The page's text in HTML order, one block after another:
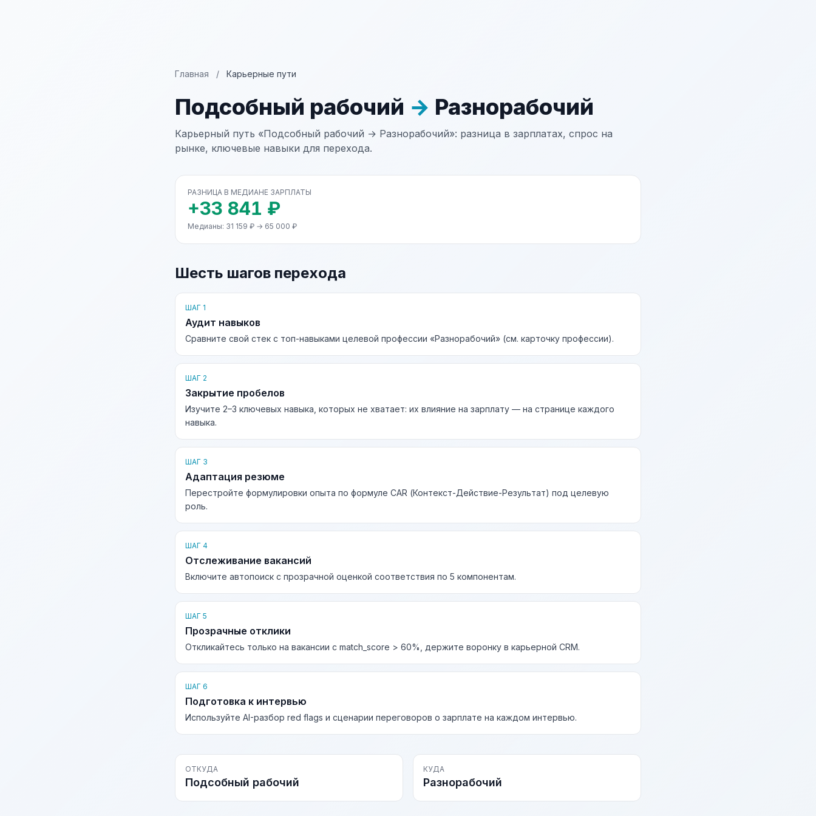
Главная / Карьерные пути
Подсобный рабочий → Разнорабочий
Карьерный путь «Подсобный рабочий → Разнорабочий»: разница в зарплатах, спрос на
рынке, ключевые навыки для перехода.
РАЗНИЦА В МЕДИАНЕ ЗАРПЛАТЫ
+33 841 ₽
Медианы: 31 159 ₽ → 65 000 ₽
Шесть шагов перехода
ШАГ 1
Аудит навыков
Сравните свой стек с топ-навыками целевой профессии «Разнорабочий» (см. карточку профессии).
ШАГ 2
Закрытие пробелов
Изучите 2–3 ключевых навыка, которых не хватает: их влияние на зарплату — на странице каждого
навыка.
ШАГ 3
Адаптация резюме
Перестройте формулировки опыта по формуле CAR (Контекст-Действие-Результат) под целевую
роль.
ШАГ 4
Отслеживание вакансий
Включите автопоиск с прозрачной оценкой соответствия по 5 компонентам.
ШАГ 5
Прозрачные отклики
Откликайтесь только на вакансии с match_score > 60%, держите воронку в карьерной CRM.
ШАГ 6
Подготовка к интервью
Используйте AI-разбор red flags и сценарии переговоров о зарплате на каждом интервью.
ОТКУДА
Подсобный рабочий
КУДА
Разнорабочий